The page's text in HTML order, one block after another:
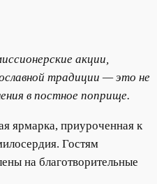
акции,
традиции — это не
в постное поприще.
ярмарка, приуроченная к
Гостям
на благотворительные